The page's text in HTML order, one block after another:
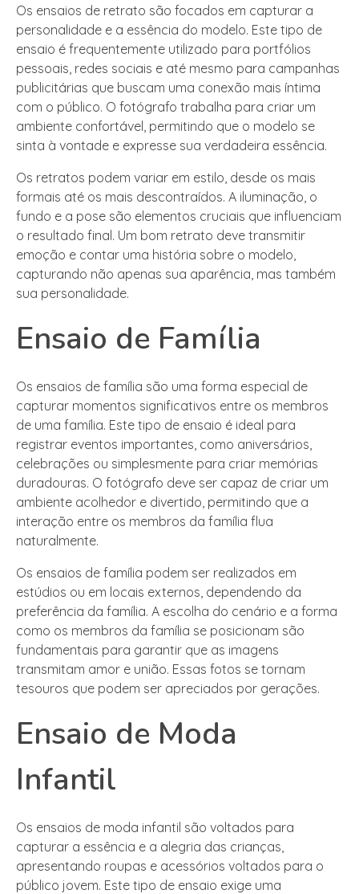
Os ensaios de retrato são focados em capturar a
personalidade e a essência do modelo. Este tipo de
ensaio é frequentemente utilizado para portfólios
pessoais, redes sociais e até mesmo para campanhas
publicitárias que buscam uma conexão mais íntima
com o público. O fotógrafo trabalha para criar um
ambiente confortável, permitindo que o modelo se
sinta à vontade e expresse sua verdadeira essência.
Os retratos podem variar em estilo, desde os mais
formais até os mais descontraídos. A iluminação, o
fundo e a pose são elementos cruciais que influenciam
o resultado final. Um bom retrato deve transmitir
emoção e contar uma história sobre o modelo,
capturando não apenas sua aparência, mas também
sua personalidade.
Ensaio de Família
Os ensaios de família são uma forma especial de
capturar momentos significativos entre os membros
de uma família. Este tipo de ensaio é ideal para
registrar eventos importantes, como aniversários,
celebrações ou simplesmente para criar memórias
duradouras. O fotógrafo deve ser capaz de criar um
ambiente acolhedor e divertido, permitindo que a
interação entre os membros da família flua
naturalmente.
Os ensaios de família podem ser realizados em
estúdios ou em locais externos, dependendo da
preferência da família. A escolha do cenário e a forma
como os membros da família se posicionam são
fundamentais para garantir que as imagens
transmitam amor e união. Essas fotos se tornam
tesouros que podem ser apreciados por gerações.
Ensaio de Moda
Infantil
Os ensaios de moda infantil são voltados para
capturar a essência e a alegria das crianças,
apresentando roupas e acessórios voltados para o
público jovem. Este tipo de ensaio exige uma